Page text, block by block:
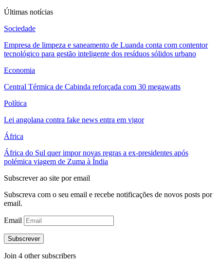
Últimas notícias
Sociedade
Empresa de limpeza e saneamento de Luanda conta com contentor
tecnológico para gestão inteligente dos resíduos sólidos urbano
Economia
Central Térmica de Cabinda reforçada com 30 megawatts
Política
Lei angolana contra fake news entra em vigor
África
África do Sul quer impor novas regras a ex-presidentes após
polémica viagem de Zuma à Índia
Subscrever ao site por email
Subscreva com o seu email e recebe notificações de novos posts por
email.
Email
Subscrever
Join 4 other subscribers